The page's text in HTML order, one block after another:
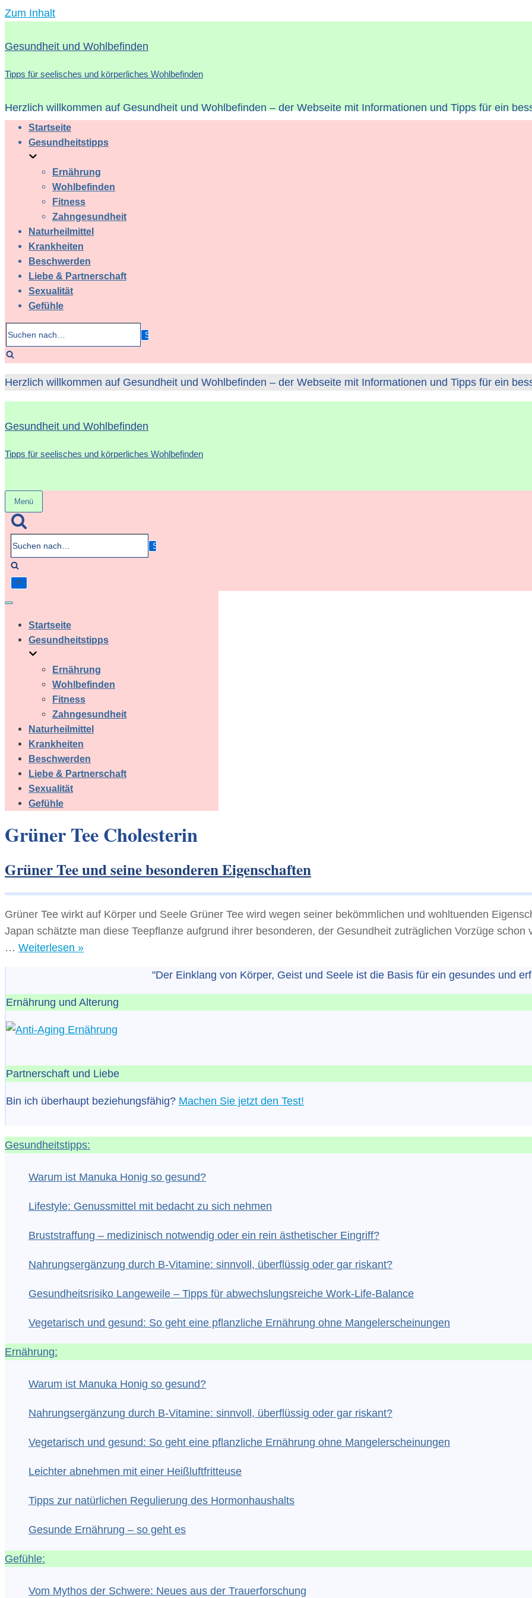
Zum Inhalt
Gesundheit und Wohlbefinden
Tipps für seelisches und körperliches Wohlbefinden
Herzlich willkommen auf Gesundheit und Wohlbefinden – der Webseite mit Informationen und Tipps für ein
Startseite
Gesundheitstipps
Ernährung
Wohlbefinden
Fitness
Zahngesundheit
Naturheilmittel
Krankheiten
Beschwerden
Liebe & Partnerschaft
Sexualität
Gefühle
Suchen
nach…
Herzlich willkommen auf Gesundheit und Wohlbefinden – der Webseite mit Informationen und Tipps für ein
Gesundheit und Wohlbefinden
Tipps für seelisches und körperliches Wohlbefinden
Menü
Navigation
umschalten
Suchen
nach…
Navigation
Startseite
Gesundheitstipps
Ernährung
Wohlbefinden
Fitness
Zahngesundheit
Naturheilmittel
Krankheiten
Beschwerden
Liebe & Partnerschaft
Sexualität
Gefühle
Grüner Tee Cholesterin
Grüner Tee und seine besonderen Eigenschaften
Grüner Tee wirkt auf Körper und Seele Grüner Tee wird wegen seiner bekömmlichen und wohltuenden
Japan schätzte man diese Teepflanze aufgrund ihrer besonderen, der Gesundheit zuträglichen Vorzüge schon
… Weiterlesen »Grüner
seine
besonderen
Eigenschaften
"Der Einklang von Körper, Geist und Seele ist die Basis für ein gesundes und
Ernährung und Alterung
Partnerschaft und Liebe
Bin ich überhaupt beziehungsfähig? Machen Sie jetzt den Test!
Gesundheitstipps:
Warum ist Manuka Honig so gesund?
Lifestyle: Genussmittel mit bedacht zu sich nehmen
Bruststraffung – medizinisch notwendig oder ein rein ästhetischer Eingriff?
Nahrungsergänzung durch B-Vitamine: sinnvoll, überflüssig oder gar riskant?
Gesundheitsrisiko Langeweile – Tipps für abwechslungsreiche Work-Life-Balance
Vegetarisch und gesund: So geht eine pflanzliche Ernährung ohne Mangelerscheinungen
Ernährung:
Warum ist Manuka Honig so gesund?
Nahrungsergänzung durch B-Vitamine: sinnvoll, überflüssig oder gar riskant?
Vegetarisch und gesund: So geht eine pflanzliche Ernährung ohne Mangelerscheinungen
Leichter abnehmen mit einer Heißluftfritteuse
Tipps zur natürlichen Regulierung des Hormonhaushalts
Gesunde Ernährung – so geht es
Gefühle:
Vom Mythos der Schwere: Neues aus der Trauerforschung